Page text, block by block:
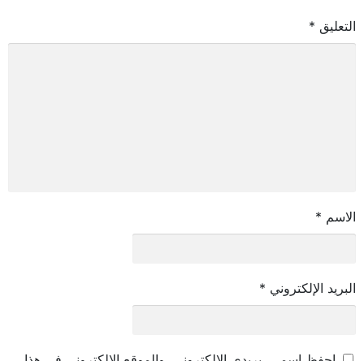
التعليق *
الاسم *
البريد الإلكتروني *